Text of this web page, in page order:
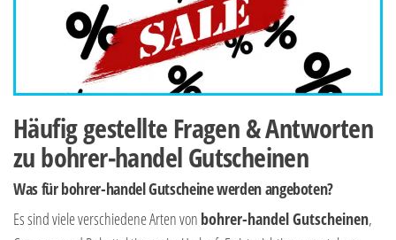
Häufig gestellte Fragen & Antworten
zu bohrer-handel Gutscheinen
Was für bohrer-handel Gutscheine werden angeboten?
Es sind viele verschiedene Arten von bohrer-handel Gutscheinen,